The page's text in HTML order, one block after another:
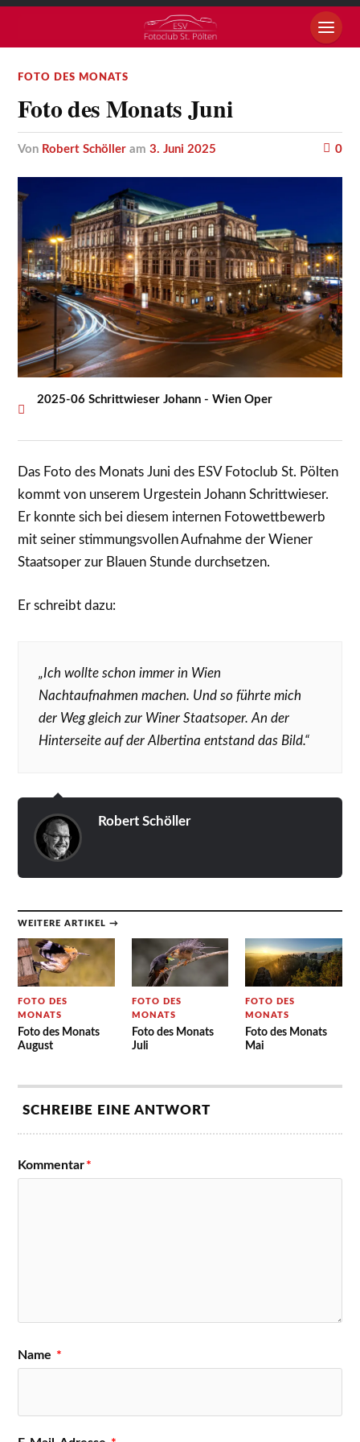
FOTO DES MONATS
Foto des Monats Juni
von Robert Schöller am3. Juni 2025 0
2025-06 Schrittwieser Johann - Wien Oper
Das Foto des Monats Juni des ESV Fotoclub St. Pölten
kommt von unserem Urgestein Johann Schrittwieser.
Er konnte sich bei diesem internen Fotowettbewerb
mit seiner stimmungsvollen Aufnahme der Wiener
Staatsoper zur Blauen Stunde durchsetzen.
Er schreibt dazu:
„Ich wollte schon immer in Wien
Nachtaufnahmen machen. Und so führte mich
der Weg gleich zur Winer Staatsoper. An der
Hinterseite auf der Albertina entstand das Bild.“
Robert Schöller
WEITERE ARTIKEL →
FOTO DES
MONATS
Foto des Monats
August
FOTO DES
MONATS
Foto des Monats
Juli
FOTO DES
MONATS
Foto des Monats
Mai
SCHREIBE EINE ANTWORT
Kommentar*
Name *